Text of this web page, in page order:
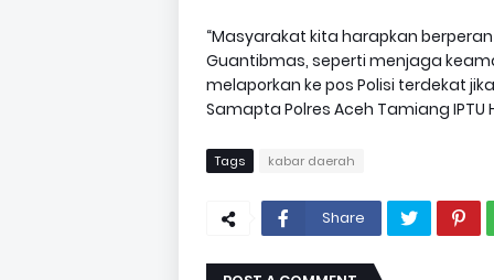
“Masyarakat kita harapkan
Guantibmas, seperti menjaga
melaporkan ke pos Polisi terdekat
Samapta Polres Aceh Tamiang IPTU
Tags kabar daerah
Share